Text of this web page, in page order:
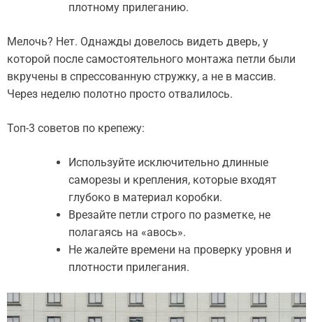
плотному прилеганию.
Мелочь? Нет. Однажды довелось видеть дверь, у
которой после самостоятельного монтажа петли были
вкручены в спрессованную стружку, а не в массив.
Через неделю полотно просто отвалилось.
Топ-3 советов по крепежу:
Используйте исключительно длинные
саморезы и крепления, которые входят
глубоко в материал коробки.
Врезайте петли строго по разметке, не
полагаясь на «авось».
Не жалейте времени на проверку уровня и
плотности прилегания.